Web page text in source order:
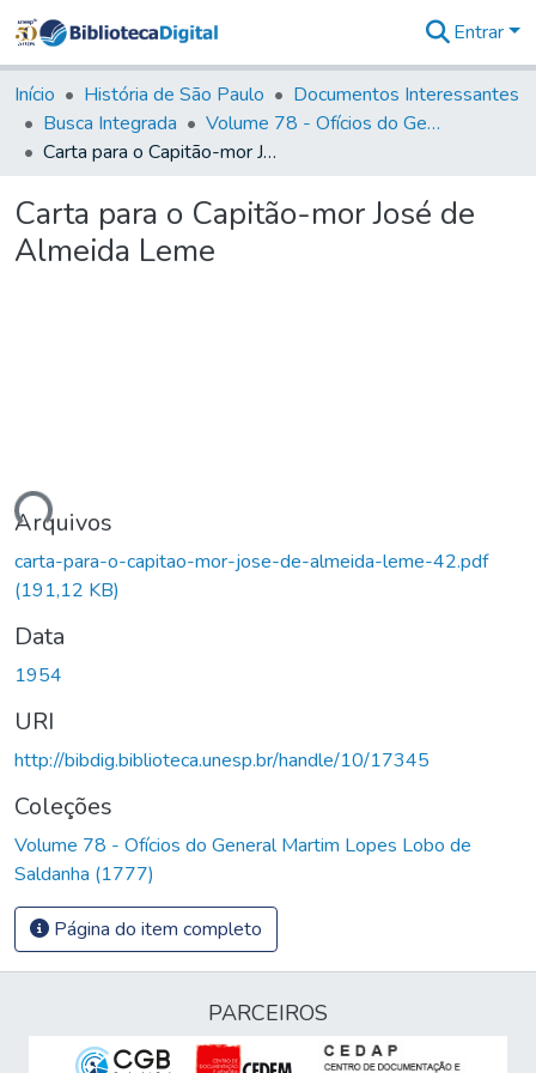
&
Coleções
Tudo na
Biblioteca
Estatísticas
Entrar
Início História de São Paulo
Documentos Interessantes
Busca Integrada
Volume 78 - Ofícios do General Martim Lopes Lobo de Saldanha (1777)
Carta para o Capitão-mor José de Almeida Leme
Carta para o Capitão-mor José de
Almeida Leme
Arquivos
carta-para-o-capitao-mor-jose-de-almeida-leme-42.pdf
(191,12 KB)
Data
1954
URI
http://bibdig.biblioteca.unesp.br/handle/10/17345
Coleções
Volume 78 - Ofícios do General Martim Lopes Lobo de
Saldanha (1777)
Página do item completo
PARCEIROS